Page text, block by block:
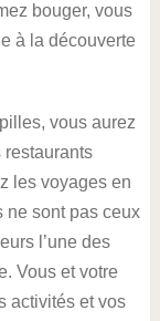
bouger, vous
à la découverte
vous aurez
restaurants
les voyages en
ne sont pas ceux
l’une des
Vous et votre
activités et vos